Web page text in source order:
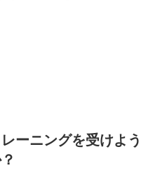
ーニングを受けよう